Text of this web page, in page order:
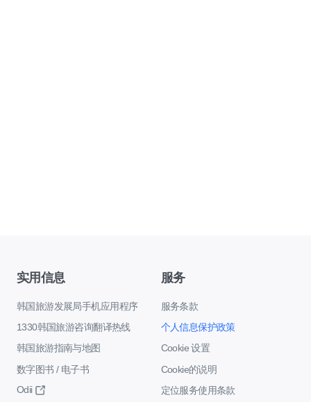
实用信息
韩国旅游发展局手机应用程序
1330韩国旅游咨询翻译热线
韩国旅游指南与地图
数字图书 / 电子书
Odii
服务
服务条款
个人信息保护政策
Cookie 设置
Cookie的说明
定位服务使用条款